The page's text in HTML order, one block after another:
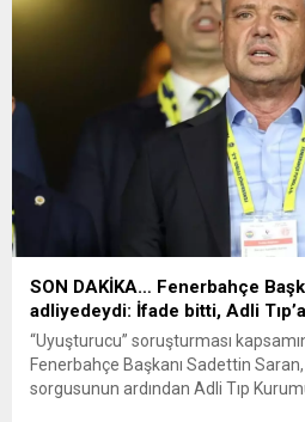
Narkotik...
SON DAKİKA… Fenerbahçe
adliyedeydi: İfade bitti, Adli
“Uyuşturucu” soruşturması
Fenerbahçe Başkanı Sadettin
sorgusunun ardından Adli Tıp